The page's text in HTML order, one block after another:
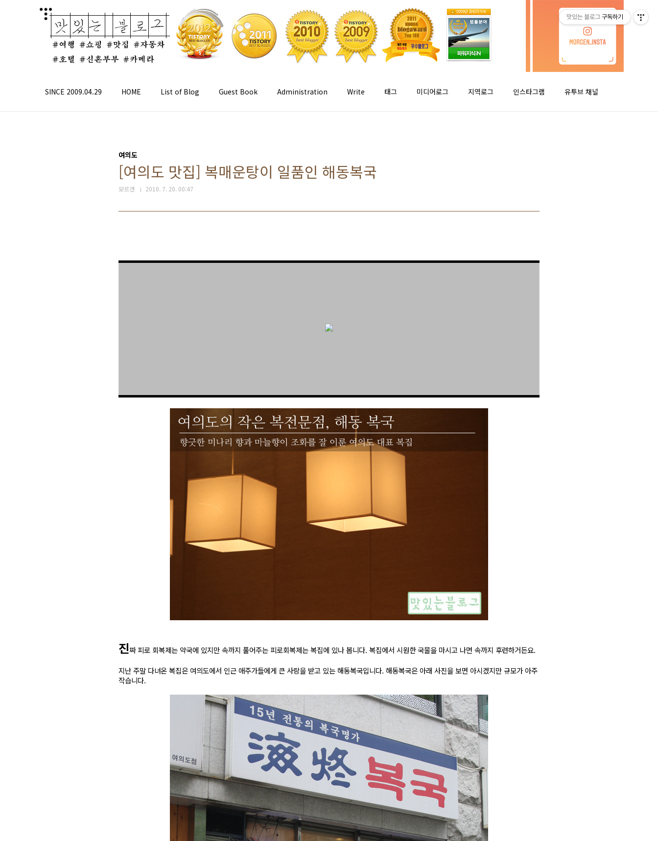
SINCE 2009.04.29 HOME List of Blog Guest Book Administration Write 태그 미디어로그 지역로그 인스타그램 유투브 채널
여의도
[여의도 맛집] 복매운탕이 일품인 해동복국
모르겐 2010. 7. 20. 00:47
진짜 피로 회복제는 약국에 있지만 속까지 풀어주는 피로회복제는 복집에 있나 봅니다. 복집에서 시원한 국물을 마시고 나면 속까지 후련하거든요.
지난 주말 다녀온 복집은 여의도에서 인근 애주가들에게 큰 사랑을 받고 있는 해동복국입니다. 해동복국은 아래 사진을 보면 아시겠지만 규모가 아주
작습니다.
맛있는 블로그 구독하기